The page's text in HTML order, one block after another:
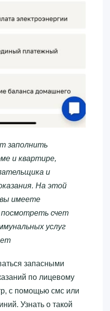
заполнить
и квартире,
и
На этой
имеете
счет
услуг
запасными
по лицевому
с помощью смс или
Узнать о такой